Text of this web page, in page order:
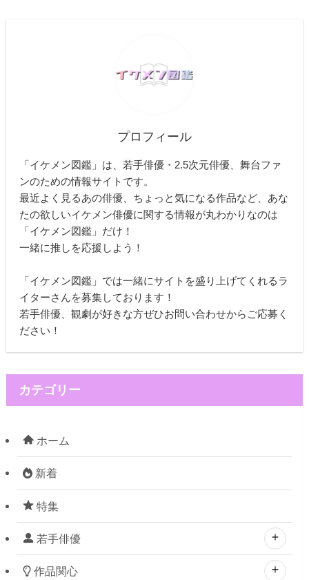
プロフィール
「イケメン図鑑」は、若手俳優・2.5次元俳優、舞台ファ
ンのための情報サイトです。
最近よく見るあの俳優、ちょっと気になる作品など、あな
たの欲しいイケメン俳優に関する情報が丸わかりなのは
「イケメン図鑑」だけ！
一緒に推しを応援しよう！
「イケメン図鑑」では一緒にサイトを盛り上げてくれるラ
イターさんを募集しております！
若手俳優、観劇が好きな方ぜひお問い合わせからご応募く
ださい！
カテゴリー
ホーム
新着
特集
若手俳優
作品関心